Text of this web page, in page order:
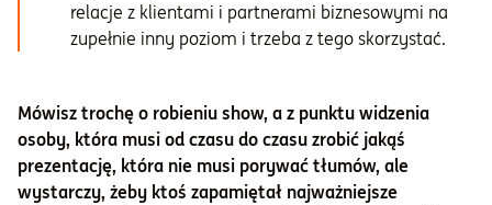
relacje z klientami i partnerami biznesowymi na
zupełnie inny poziom i trzeba z tego skorzystać.
Mówisz trochę o robieniu show, a z punktu widzenia
osoby, która musi od czasu do czasu zrobić jakąś
prezentację, która nie musi porywać tłumów, ale
wystarczy, żeby ktoś zapamiętał najważniejsze